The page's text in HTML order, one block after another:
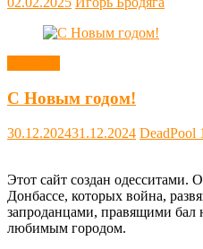
С Новым годом!
30.12.202431.12.2024 DeadPool 1
Этот сайт создан
Донбассе, которых война,
запроданцами, правящими бал
любимым городом.